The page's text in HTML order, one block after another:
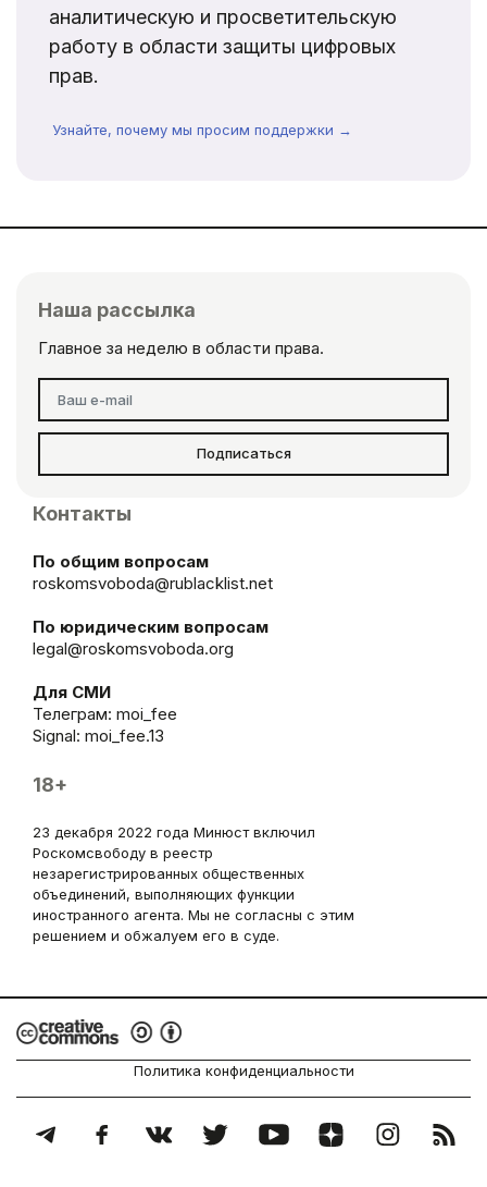
аналитическую и просветительскую
работу в области защиты цифровых
прав.
Узнайте, почему мы просим поддержки →
Наша рассылка
Главное за неделю в области права.
Подписаться
Контакты
По общим вопросам
roskomsvoboda@rublacklist.net
По юридическим вопросам
legal@roskomsvoboda.org
Для СМИ
Телеграм: moi_fee
Signal: moi_fee.13
18+
23 декабря 2022 года Минюст включил
Роскомсвободу в реестр
незарегистрированных общественных
объединений, выполняющих функции
иностранного агента. Мы не согласны с этим
решением и обжалуем его в суде.
Политика конфиденциальности